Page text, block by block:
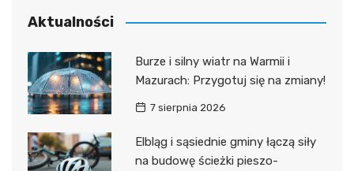
Aktualności
Burze i silny wiatr na Warmii i
Mazurach: Przygotuj się na zmiany!
7 sierpnia 2026
Elbląg i sąsiednie gminy łączą siły
na budowę ścieżki pieszo-